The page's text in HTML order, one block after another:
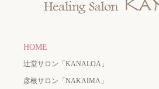
HOME
辻堂サロン「KANALOA」
彦根サロン「NAKAIMA」